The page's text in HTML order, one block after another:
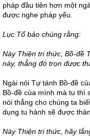
pháp đầu tiên hơn một
được nghe pháp yếu.
Lục Tổ bảo chúng rằng:
Này Thiện tri thức, Bồ-đề
này, thẳng đó trọn được
Ngài nói Tự tánh Bồ-đề
Bồ-đề của mình mà tu thì
nói thẳng cho chúng ta
dụng tu hành sẽ được
Này Thiện tri thức, hãy